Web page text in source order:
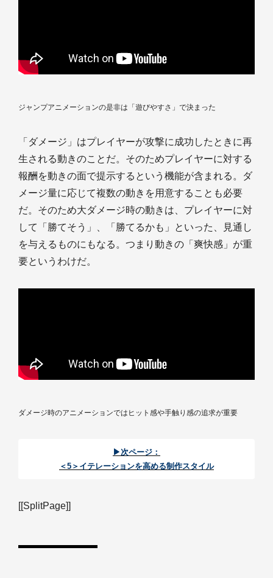
ジャンプアニメーションの是非は「遊びやすさ」で決まった
「ダメージ」はプレイヤーが攻撃に成功したときに再
生される動きのことだ。そのためプレイヤーに対する
報酬を動きの面で提示するという機能が含まれる。ダ
メージ量に応じて複数の動きを用意することも必要
だ。そのため大ダメージ時の動きは、プレイヤーに対
して「勝てそう」、「勝てるかも」といった、見通し
を与えるものにもなる。つまり動きの「爽快感」が重
要というわけだ。
ダメージ時のアニメーションではヒット感や手触り感の追求が重要
▶次ページ：
＜5＞イテレーションを高める制作スタイル
[[SplitPage]]